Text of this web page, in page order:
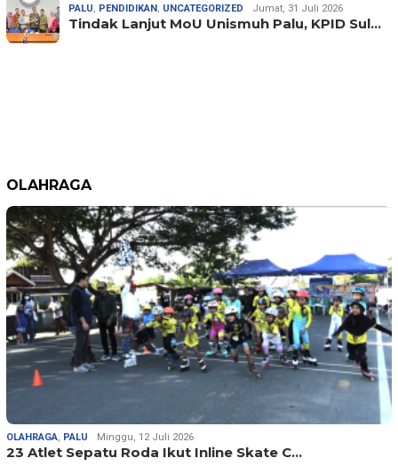
PALU, PENDIDIKAN, UNCATEGORIZED Jumat, 31 Juli 2026
Tindak Lanjut MoU Unismuh Palu, KPID Sul…
OLAHRAGA
OLAHRAGA PALU Minggu, 12 Juli 2026
23 Atlet Sepatu Roda Ikut Inline Skate C…